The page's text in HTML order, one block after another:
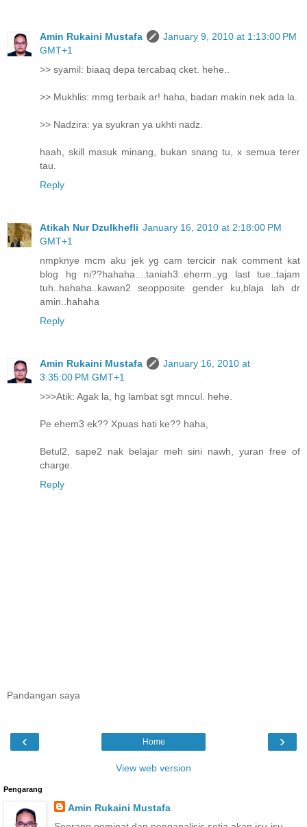
Amin Rukaini Mustafa
January 9, 2010 at 1:13:00 PM
GMT+1
>> syamil: biaaq depa tercabaq cket. hehe..
>> Mukhlis: mmg terbaik ar! haha, badan makin nek ada la.
>> Nadzira: ya syukran ya ukhti nadz.
haah, skill masuk minang, bukan snang tu, x semua terer
tau.
Reply
Atikah Nur Dzulkhefli January 16, 2010 at 2:18:00 PM
GMT+1
nmpknye mcm aku jek yg cam tercicir nak comment kat
blog hg ni??hahaha....taniah3..eherm..yg last tue..tajam
tuh..hahaha..kawan2 seopposite gender ku,blaja lah dr
amin..hahaha
Reply
Amin Rukaini Mustafa
January 16, 2010 at
3:35:00 PM GMT+1
>>>Atik: Agak la, hg lambat sgt mncul. hehe.
Pe ehem3 ek?? Xpuas hati ke?? haha,
Betul2, sape2 nak belajar meh sini nawh, yuran free of
charge.
Reply
Pandangan saya
‹ ›
Home
View web version
Pengarang
Amin Rukaini Mustafa